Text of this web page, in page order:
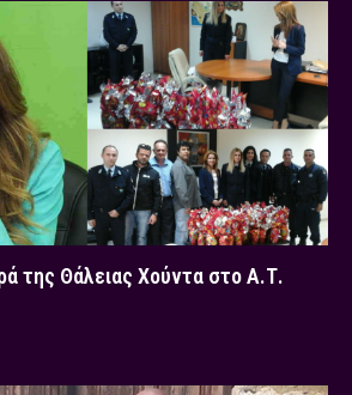
της Θάλειας Χούντα στο Α.Τ.